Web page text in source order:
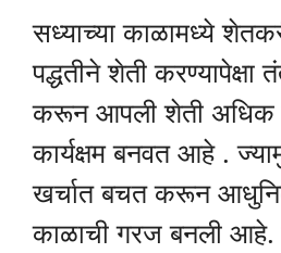
सध्याच्या काळामध्ये
पद्धतीने शेती करण्यापेक्षा
करून आपली शेती अधिक
कार्यक्षम बनवत आहे .
खर्चात बचत करून
काळाची गरज बनली आहे.